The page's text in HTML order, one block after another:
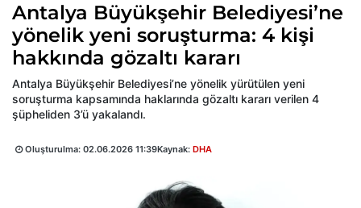
Antalya Büyükşehir Belediyesi’ne
yönelik yeni soruşturma: 4 kişi
hakkında gözaltı kararı
Antalya Büyükşehir Belediyesi’ne yönelik yürütülen yeni
soruşturma kapsamında haklarında gözaltı kararı verilen 4
şüpheliden 3’ü yakalandı.
Oluşturulma: 02.06.2026 11:39Kaynak: DHA